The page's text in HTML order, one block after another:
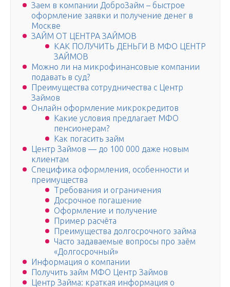
Заем в компании ДоброЗайм – быстрое
оформление заявки и получение денег в
Москве
ЗАЙМ ОТ ЦЕНТРА ЗАЙМОВ
КАК ПОЛУЧИТЬ ДЕНЬГИ В МФО ЦЕНТР
ЗАЙМОВ
Можно ли на микрофинансовые компании
подавать в суд?
Преимущества сотрудничества с Центр
Займов
Онлайн оформление микрокредитов
Какие условия предлагает МФО
пенсионерам?
Как погасить займ
Центр Займов — до 100 000 даже новым
клиентам
Специфика оформления, особенности и
преимущества
Требования и ограничения
Досрочное погашение
Оформление и получение
Пример расчёта
Преимущества долгосрочного займа
Часто задаваемые вопросы про заём
«Долгосрочный»
Информация о компании
Получить займ МФО Центр Займов
Центр Займа: краткая информация о